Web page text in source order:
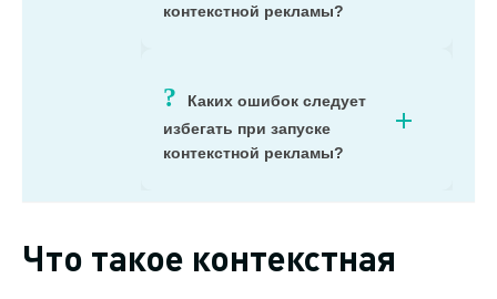
контекстной рекламы?
Каких ошибок следует
избегать при запуске
контекстной рекламы?
Что такое контекстная